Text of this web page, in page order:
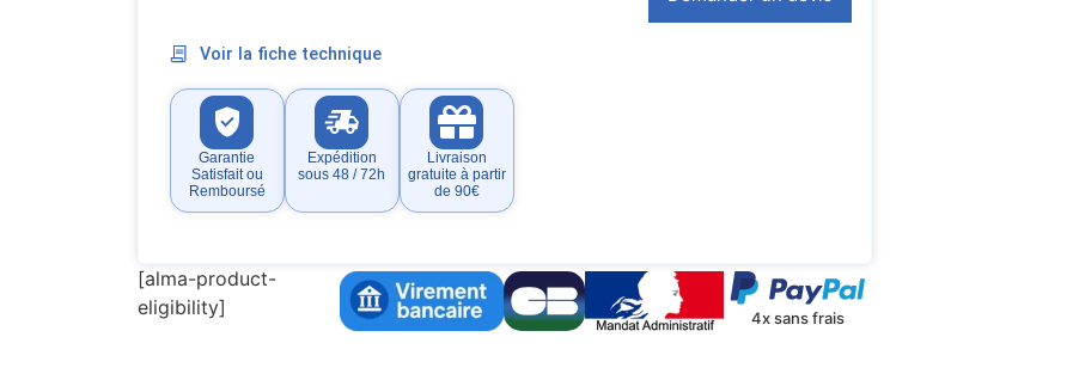
Voir la fiche technique
Garantie
Satisfait ou
Remboursé
Expédition
sous 48 / 72h
Livraison
gratuite à partir
de 90€
[alma-product-
eligibility]
4x sans frais